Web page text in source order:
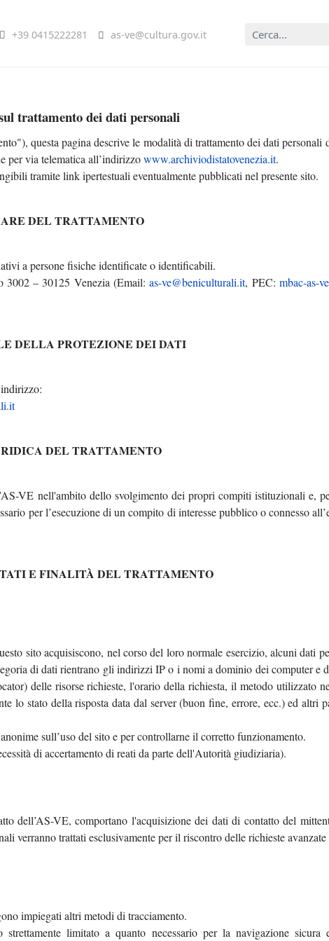
+39 0415222281 as-ve@cultura.gov.it Cerca...
documentaria Info
trattamento dei dati personali
questa pagina descrive le modalità di trattamento dei dati personali
per via telematica all’indirizzowww.archiviodistatovenezia.it.
tramite link ipertestuali eventualmente pubblicati nel presente sito.
DEL TRATTAMENTO
a persone fisiche identificate o identificabili.
3002 – 30125 Venezia (Email:as-ve@beniculturali.it, PEC:mbac-as-
DELLA PROTEZIONE DEI DATI
DEL TRATTAMENTO
VE nell'ambito dello svolgimento dei propri compiti istituzionali e,
per l’esecuzione di un compito di interesse pubblico o connesso
E FINALITÀ DEL TRATTAMENTO
sito acquisiscono, nel corso del loro normale esercizio, alcuni dati
di dati rientrano gli indirizzi IP o i nomi a dominio dei computer e
delle risorse richieste, l'orario della richiesta, il metodo utilizzato
lo stato della risposta data dal server (buon fine, errore, ecc.) ed altri
sull’uso del sito e per controllarne il corretto funzionamento.
di accertamento di reati da parte dell'Autorità giudiziaria).
VE, comportano l'acquisizione dei dati di contatto del
verranno trattati esclusivamente per il riscontro delle richieste avanzate
impiegati altri metodi di tracciamento.
limitato a quanto necessario per la navigazione